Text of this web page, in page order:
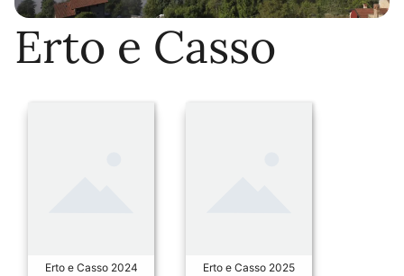
Erto e Casso
Erto e Casso 2024 Erto e Casso 2025